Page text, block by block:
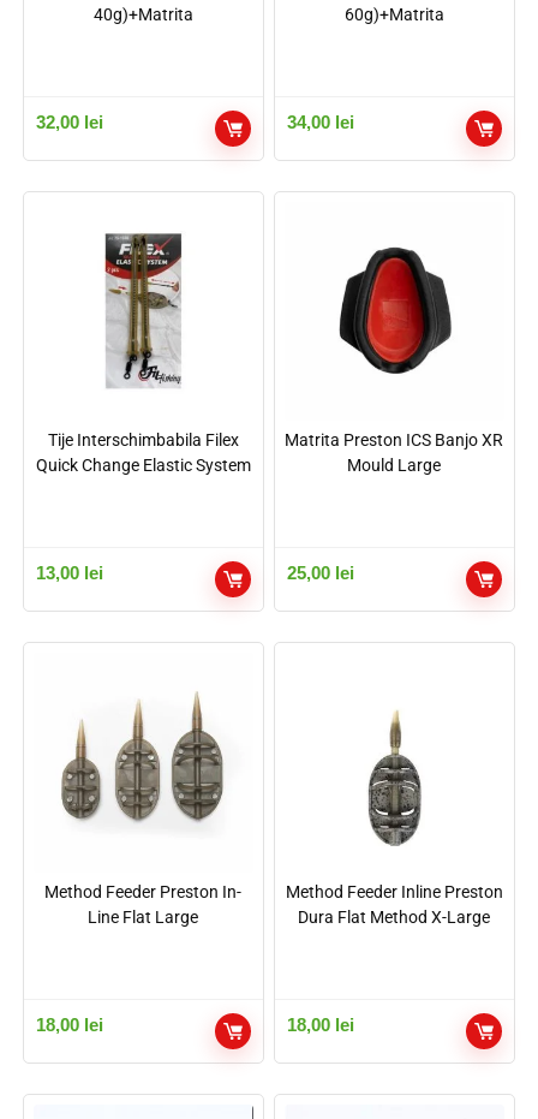
40g)+Matrita
32,00 lei
60g)+Matrita
34,00 lei
Tije Interschimbabila Filex
Quick Change Elastic System
13,00 lei
Matrita Preston ICS Banjo XR
Mould Large
25,00 lei
Method Feeder Preston In-
Line Flat Large
18,00 lei
Method Feeder Inline Preston
Dura Flat Method X-Large
18,00 lei